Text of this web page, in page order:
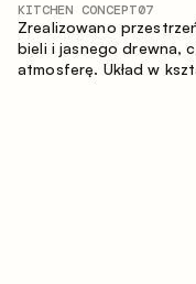
KITCHEN CONCEPT07
Zrealizowano
bieli i jasnego drewna,
atmosferę. Układ w
użytkową, tworząc